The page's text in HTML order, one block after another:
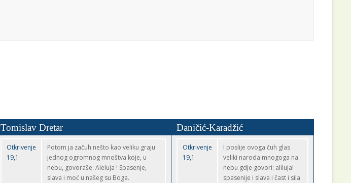
Tomislav Dretar Daničić-Karadžić
Otkrivenje
19,1
Potom ja začuh nešto kao veliku graju
jednog ogromnog mnoštva koje, u
nebu, govoraše: Aleluja ! Spasenje,
slava i moć u našeg su Boga.
Otkrivenje
19,1
I poslije ovoga čuh glas
veliki naroda mnogoga na
nebu gdje govori: aliluja!
spasenije i slava i čast i sila